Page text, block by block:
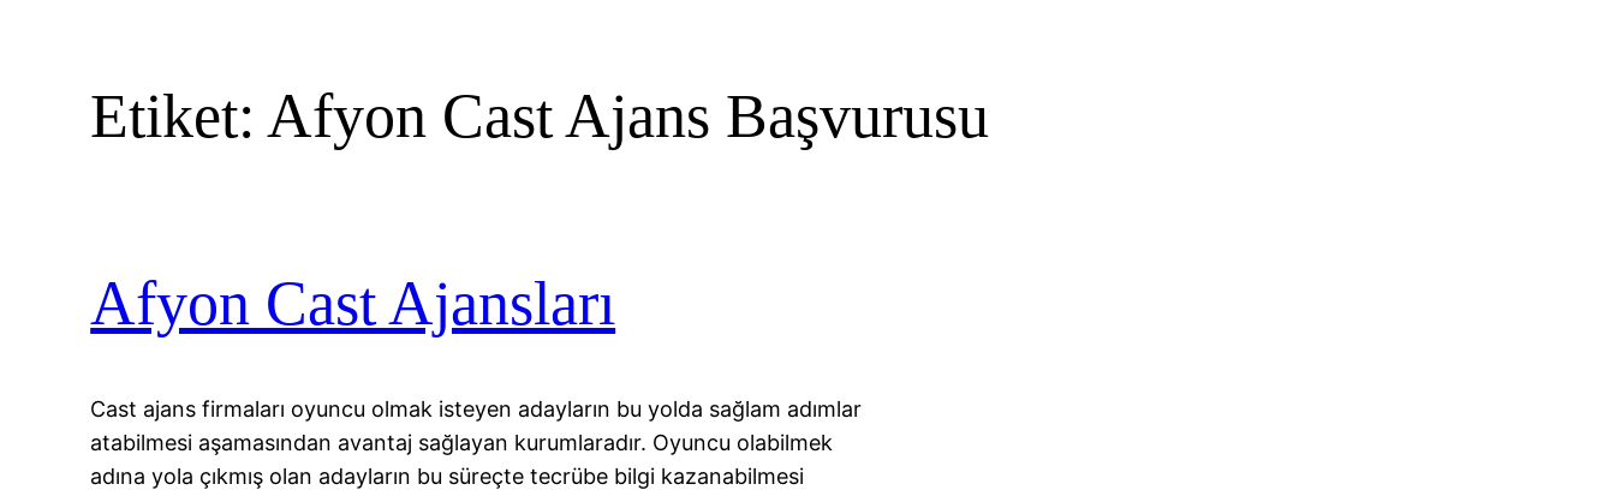
Etiket:Afyon Cast Ajans Başvurusu
Afyon Cast Ajansları
Cast ajans firmaları oyuncu olmak isteyen adayların bu yolda sağlam adımlar
atabilmesi aşamasından avantaj sağlayan kurumlaradır. Oyuncu olabilmek
adına yola çıkmış olan adayların bu süreçte tecrübe bilgi kazanabilmesi